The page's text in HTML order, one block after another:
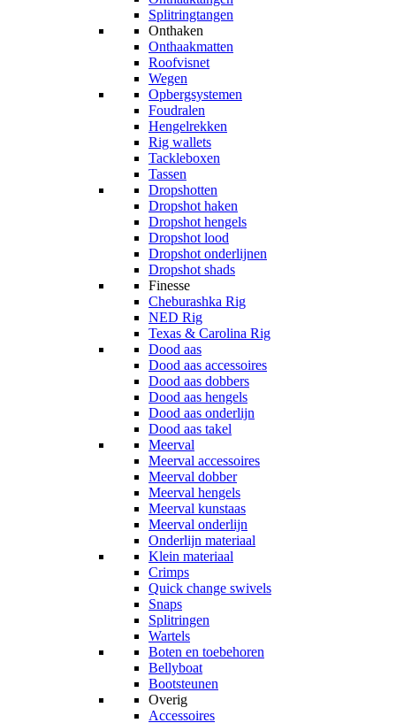
Splitringtangen
Onthaken
Onthaakmatten
Roofvisnet
Wegen
Opbergsystemen
Foudralen
Hengelrekken
Rig wallets
Tackleboxen
Tassen
Dropshotten
Dropshot haken
Dropshot hengels
Dropshot lood
Dropshot onderlijnen
Dropshot shads
Finesse
Cheburashka Rig
NED Rig
Texas & Carolina Rig
Dood aas
Dood aas accessoires
Dood aas dobbers
Dood aas hengels
Dood aas onderlijn
Dood aas takel
Meerval
Meerval accessoires
Meerval dobber
Meerval hengels
Meerval kunstaas
Meerval onderlijn
Onderlijn materiaal
Klein materiaal
Crimps
Quick change swivels
Snaps
Splitringen
Wartels
Boten en toebehoren
Bellyboat
Bootsteunen
Overig
Accessoires